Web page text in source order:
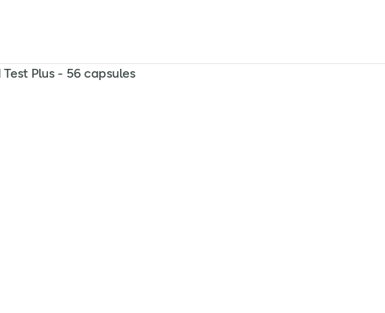
Plus - 56 capsules